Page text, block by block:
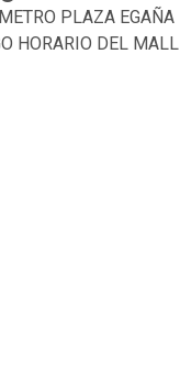
PLAZA EGAÑA
HORARIO DEL MALL